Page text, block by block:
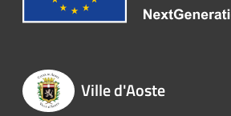
Ville d'Aoste